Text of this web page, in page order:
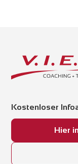
Kostenloser
Hier